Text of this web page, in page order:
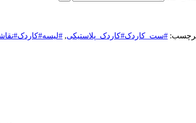
#ست_کاردک#کاردک_پلاستیکی,